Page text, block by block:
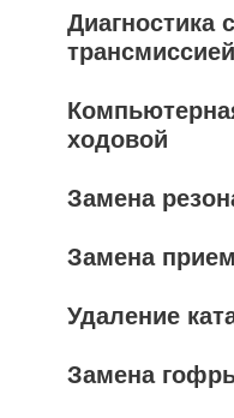
Диагностика
трансмиссией
ходовой
Замена
Замена
Удаление
Замена